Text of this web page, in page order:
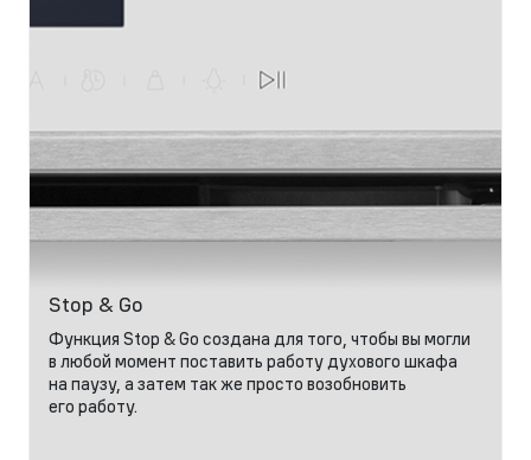
Stop & Go
Функция Stop & Go создана для того, чтобы вы могли
в любой момент поставить работу духового шкафа
на паузу, а затем так же просто возобновить
его работу.